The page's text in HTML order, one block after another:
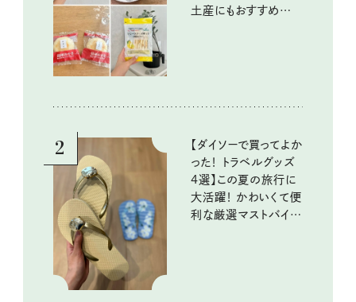
土産にもおすすめのお
2
【ダイソーで買ってよか
った！ トラベルグッズ
4選】この夏の旅行に
大活躍！ かわいくて便
利な厳選マストバイア